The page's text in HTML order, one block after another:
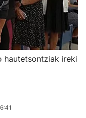
hautetsontziak ireki